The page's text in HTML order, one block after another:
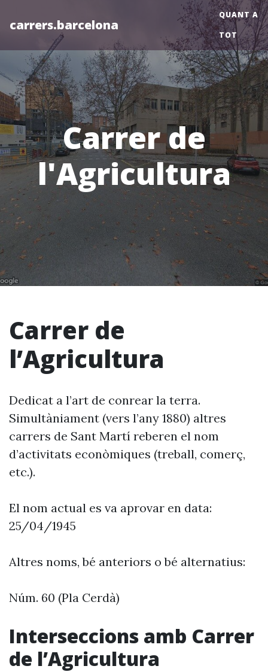
carrers.barcelona
QUANT A
TOT
Carrer de
l'Agricultura
Carrer de
l’Agricultura
Dedicat a l’art de conrear la terra.
Simultàniament (vers l’any 1880) altres
carrers de Sant Martí reberen el nom
d’activitats econòmiques (treball, comerç,
etc.).
El nom actual es va aprovar en data:
25/04/1945
Altres noms, bé anteriors o bé alternatius:
Núm. 60 (Pla Cerdà)
Interseccions amb Carrer
de l’Agricultura